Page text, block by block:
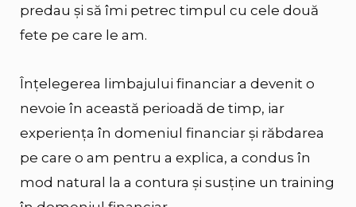
predau și să îmi petrec timpul cu cele două
fete pe care le am.
Înțelegerea limbajului financiar a devenit o
nevoie în această perioadă de timp, iar
experiența în domeniul financiar și răbdarea
pe care o am pentru a explica, a condus în
mod natural la a contura și susține un training